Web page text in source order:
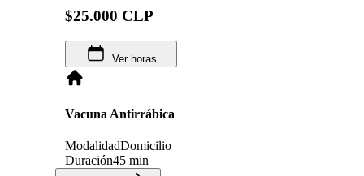
$25.000 CLP
Ver horas
Vacuna Antirrábica
ModalidadDomicilio
Duración45 min